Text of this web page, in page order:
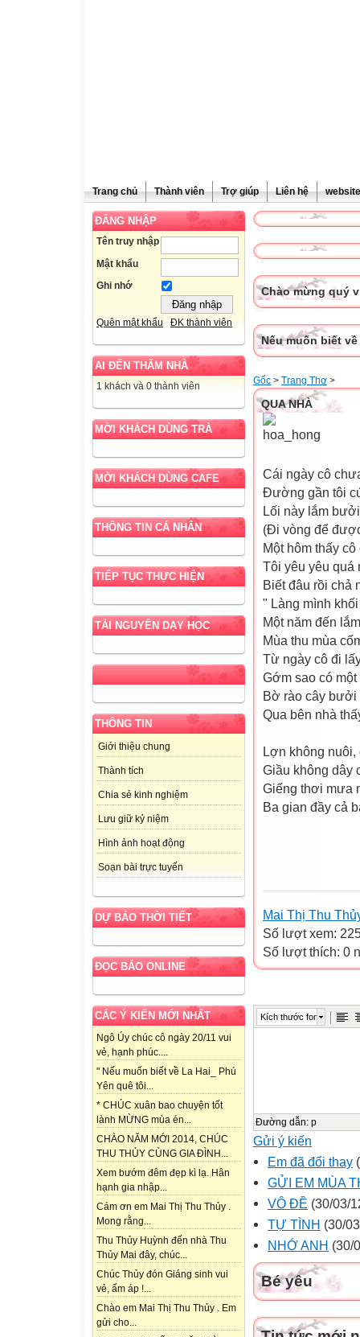
Trang chủ Thành viên Trợ giúp Liên hệ
ĐĂNG NHẬP
Tên truy nhập
Mật khẩu
Ghi nhớ
Quên mật khẩu ĐK thành viên
AI ĐẾN THĂM NHÀ
1 khách và 0 thành viên
MỜI KHÁCH DÙNG TRÀ
MỜI KHÁCH DÙNG CAFE
THÔNG TIN CÁ NHÂN
TIẾP TỤC THỰC HIỆN
TÀI NGUYÊN DẠY HỌC
THÔNG TIN
Giới thiệu chung
Thành tích
Chia sẻ kinh nghiệm
Lưu giữ kỷ niệm
Hình ảnh hoạt động
Soạn bài trực tuyến
DỰ BÁO THỜI TIẾT
ĐỌC BÁO ONLINE
CÁC Ý KIẾN MỚI NHẤT
Ngô Úy chúc cô ngày 20/11 vui
vẻ, hạnh phúc....
" Nếu muốn biết về La Hai_ Phú
Yên quê tôi...
* CHÚC xuân bao chuyện tốt
lành MỪNG mùa én...
CHÀO NĂM MỚI 2014, CHÚC
THU THỦY CÙNG GIA ĐÌNH...
Xem bướm đêm đẹp kì lạ. Hân
hạnh gia nhập...
Cám ơn em Mai Thị Thu Thủy .
Mong rằng...
Thu Thủy Huỳnh đến nhà Thu
Thủy Mai đây, chúc...
Chúc Thủy đón Giáng sinh vui
vẻ, ấm áp !...
Chào em Mai Thị Thu Thủy . Em
gửi cho...
Chào mừng quý
Nếu muốn biết
Gốc > Trang Thơ >
QUA NHÀ
Cái ngày cô
Đường gần tôi
Lối này lắm
(Đi vòng để
Một hôm thấy
Tôi yêu yêu quá
Biết đâu rồi chả
" Làng mình
Một năm đến
Mùa thu mùa
Từ ngày cô đi
Gớm sao có
Bờ rào cây bưởi
Qua bên nhà
Lợn không nuôi,
Giầu không dây
Giếng thơi mưa
Ba gian đầy cả
Mai Thị Thu
Số lượt xem:
Số lượt thích: 0
Kích thước font
Đường dẫn: p
Gửi ý kiến
Em đã đổi thay
GỬI EM MÙA
VÔ ĐỀ (30/03/
TỰ TÌNH (30/
NHỚ ANH (30/
Bé yêu